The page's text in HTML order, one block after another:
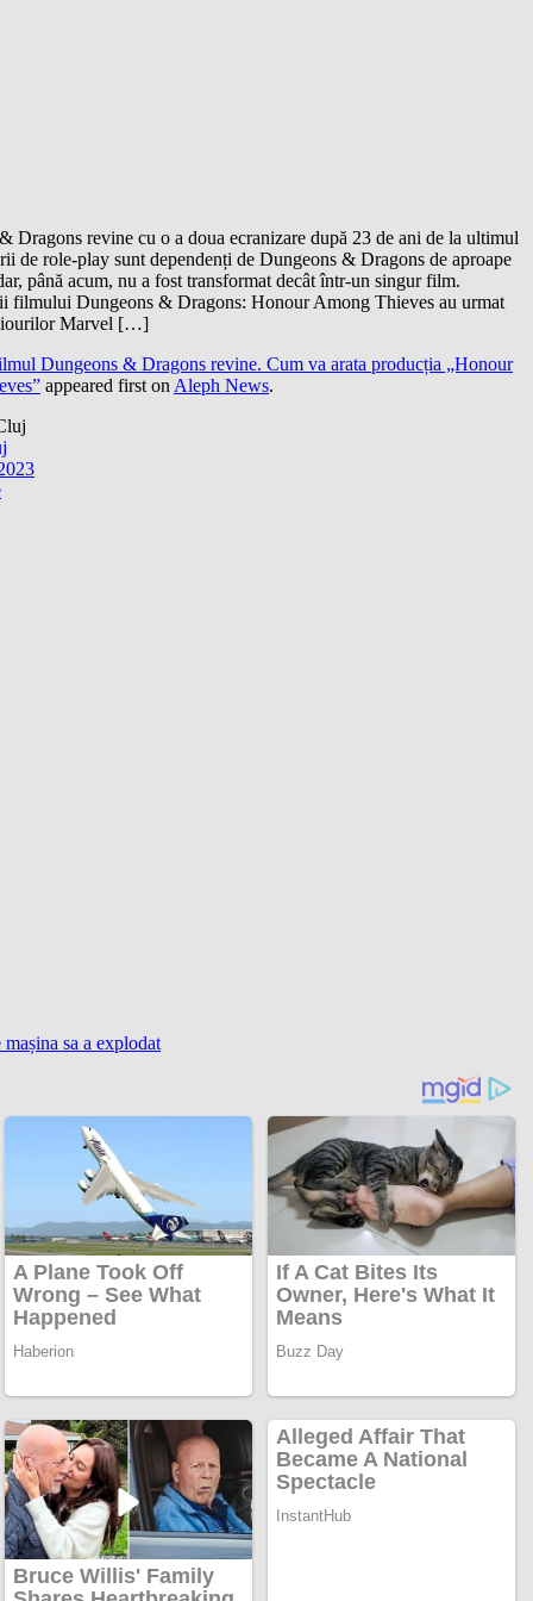
Dragons revine cu o a doua ecranizare după 23 de ani de la ultimul
de role-play sunt dependenți de Dungeons & Dragons de aproape
până acum, nu a fost transformat decât într-un singur film.
filmului Dungeons & Dragons: Honour Among Thieves au urmat
Marvel […]
Dungeons & Dragons revine. Cum va arata producția „Honour
appeared first on Aleph News.
sa a explodat